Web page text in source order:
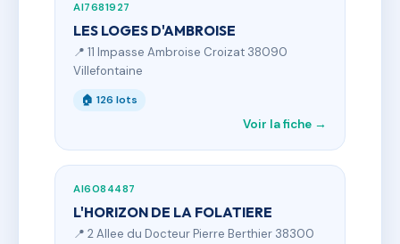
AI7681927
LES LOGES D'AMBROISE
📍 11 Impasse Ambroise Croizat 38090
Villefontaine
🏠 126 lots
Voir la fiche →
AI6084487
L'HORIZON DE LA FOLATIERE
📍 2 Allee du Docteur Pierre Berthier 38300